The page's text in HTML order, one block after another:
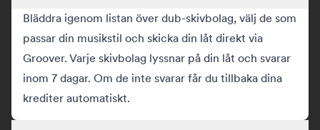
Bläddra igenom listan över dub-skivbolag, välj de som
passar din musikstil och skicka din låt direkt via
Groover. Varje skivbolag lyssnar på din låt och svarar
inom 7 dagar. Om de inte svarar får du tillbaka dina
krediter automatiskt.